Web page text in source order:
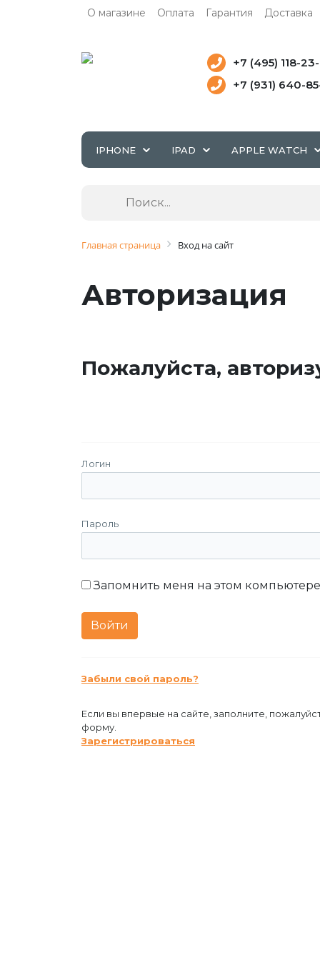
О магазине Оплата Гарантия Доставка
+7 (495) 118-
+7 (931) 640-
IPHONE IPAD APPLE WATCH
Главная страница Вход на сайт
Авторизация
Пожалуйста,
Логин
Пароль
Запомнить меня на этом компьютере
Забыли свой пароль?
Если вы впервые на сайте, заполните,
форму.
Зарегистрироваться